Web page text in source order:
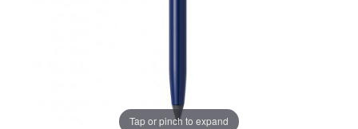
Tap or pinch to expand